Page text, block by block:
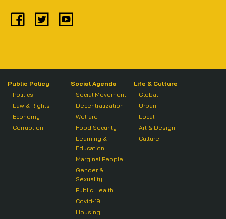
Public Policy
Politics
Law & Rights
Economy
Corruption
Social Agenda
Social Movement
Decentralization
Welfare
Food Security
Learning &
Education
Marginal People
Gender &
Sexuality
Public Health
Covid-19
Housing
Life & Culture
Global
Urban
Local
Art & Design
Culture